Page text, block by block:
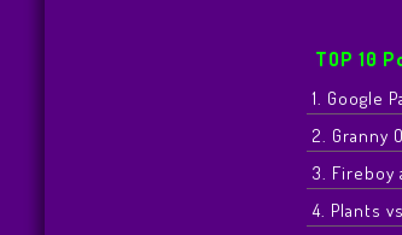
TOP 10
1. Google
2. Granny
3. Fireboy
4. Plants